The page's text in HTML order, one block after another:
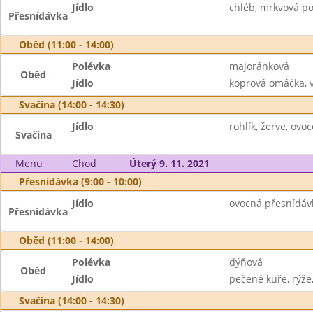
Přesnídávka
Jídlo chléb, mrkvová
Oběd (11:00 - 14:00)
Oběd
Polévka
majoránková
Jídlo
koprová omáčka,
Svačina (14:00 - 14:30)
Svačina
Jídlo rohlík, žerve,
Menu Chod
Úterý 9. 11. 2021
Přesnídávka (9:00 - 10:00)
Přesnídávka
Jídlo ovocná
Oběd (11:00 - 14:00)
Oběd
Polévka
dýňová
Jídlo
pečené kuře,
Svačina (14:00 - 14:30)